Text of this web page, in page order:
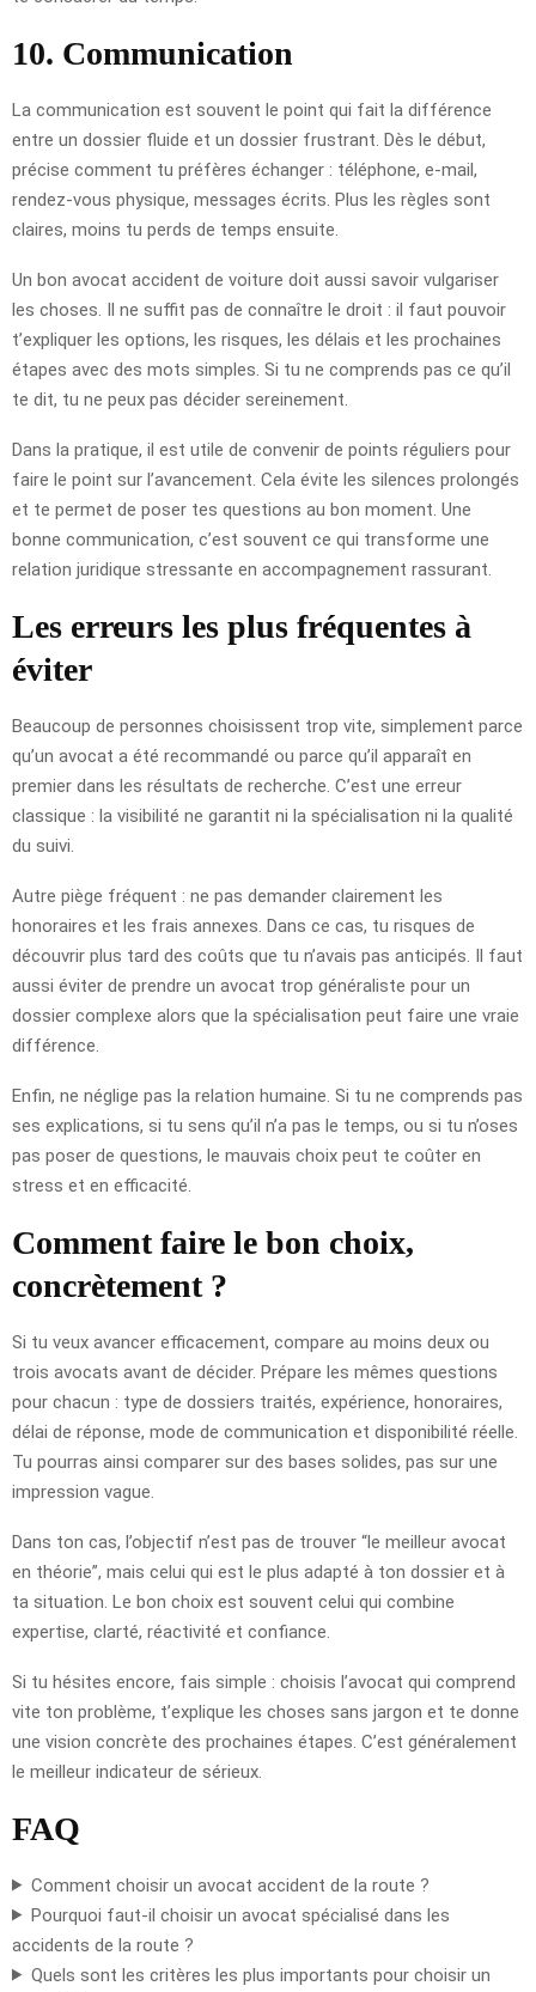
10. Communication
La communication est souvent le point qui fait la différence
entre un dossier fluide et un dossier frustrant. Dès le début,
précise comment tu préfères échanger : téléphone, e-mail,
rendez-vous physique, messages écrits. Plus les règles sont
claires, moins tu perds de temps ensuite.
Un bon avocat accident de voiture doit aussi savoir vulgariser
les choses. Il ne suffit pas de connaître le droit : il faut pouvoir
t’expliquer les options, les risques, les délais et les prochaines
étapes avec des mots simples. Si tu ne comprends pas ce qu’il
te dit, tu ne peux pas décider sereinement.
Dans la pratique, il est utile de convenir de points réguliers pour
faire le point sur l’avancement. Cela évite les silences prolongés
et te permet de poser tes questions au bon moment. Une
bonne communication, c’est souvent ce qui transforme une
relation juridique stressante en accompagnement rassurant.
Les erreurs les plus fréquentes à
éviter
Beaucoup de personnes choisissent trop vite, simplement parce
qu’un avocat a été recommandé ou parce qu’il apparaît en
premier dans les résultats de recherche. C’est une erreur
classique : la visibilité ne garantit ni la spécialisation ni la qualité
du suivi.
Autre piège fréquent : ne pas demander clairement les
honoraires et les frais annexes. Dans ce cas, tu risques de
découvrir plus tard des coûts que tu n’avais pas anticipés. Il faut
aussi éviter de prendre un avocat trop généraliste pour un
dossier complexe alors que la spécialisation peut faire une vraie
différence.
Enfin, ne néglige pas la relation humaine. Si tu ne comprends pas
ses explications, si tu sens qu’il n’a pas le temps, ou si tu n’oses
pas poser de questions, le mauvais choix peut te coûter en
stress et en efficacité.
Comment faire le bon choix,
concrètement ?
Si tu veux avancer efficacement, compare au moins deux ou
trois avocats avant de décider. Prépare les mêmes questions
pour chacun : type de dossiers traités, expérience, honoraires,
délai de réponse, mode de communication et disponibilité réelle.
Tu pourras ainsi comparer sur des bases solides, pas sur une
impression vague.
Dans ton cas, l’objectif n’est pas de trouver “le meilleur avocat
en théorie”, mais celui qui est le plus adapté à ton dossier et à
ta situation. Le bon choix est souvent celui qui combine
expertise, clarté, réactivité et confiance.
Si tu hésites encore, fais simple : choisis l’avocat qui comprend
vite ton problème, t’explique les choses sans jargon et te donne
une vision concrète des prochaines étapes. C’est généralement
le meilleur indicateur de sérieux.
FAQ
Comment choisir un avocat accident de la route ?
Pourquoi faut-il choisir un avocat spécialisé dans les
accidents de la route ?
Quels sont les critères les plus importants pour choisir un